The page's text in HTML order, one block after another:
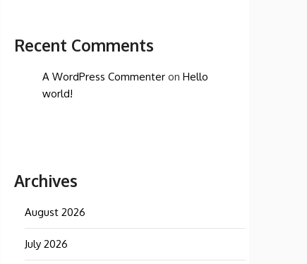
Recent Comments
A WordPress Commenter on Hello
world!
Archives
August 2026
July 2026